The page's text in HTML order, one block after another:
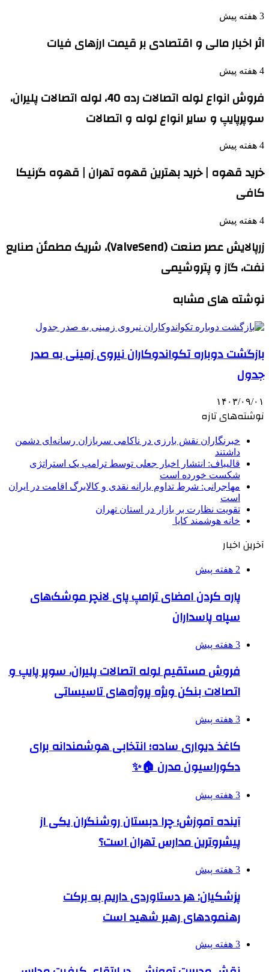
3 هفته پیش
اثر اخبار مالی و اقتصادی بر قیمت ارزهای فیات
4 هفته پیش
فروش انواع لوله اتصالات رده 40، لوله اتصالات پلیران،
سوپرپایپ و سایر انواع لوله و اتصالات
4 هفته پیش
خرید قهوه | خرید بهترین قهوه تهران | قهوه گرنیکا
کافی
4 هفته پیش
زرپالایش عصر صنعت (ValveSend)، شریک مطمئن صنایع
نفت، گاز و پتروشیمی
نوشته های مشابه
بازگشت دوباره تکواندوکاران‏ نیروی زمینی به صدر
جدول
۱۴۰۳/۰۹/۰۱
نوشته‌های تازه
خبرنگاران نقش بارزی در ناکامی سربازان رسانه‌ای دشمن
داشتند
قالیباف: انتشار اخبار جعلی توسط ترامپ یک استراتژی
شکست خورده است
مهاجرانی: شرط تداوم یارانه نقدی و کالابرگ اقامت در ایران
است
تقویت نظارت بر بازار در استان تهران
خانه هوشمند کایا
آخرین اخبار
2 هفته پیش
پاره کردن امضای ترامپ پای لانچر موشک‌های
سپاه پاسداران
3 هفته پیش
فروش مستقیم لوله اتصالات پلیران، سوپر پایپ و
اتصالات بنکن ویژه پروژه‌های تاسیساتی
3 هفته پیش
کاغذ دیواری ساده؛ انتخابی هوشمندانه برای
دکوراسیون مدرن 🏠✨
3 هفته پیش
آینده آموزش؛ چرا دبستان روشنگران یکی از
پیشروترین مدارس تهران است؟
3 هفته پیش
پزشکیان: هر دستاوردی داریم به برکت
رهنمودهای رهبر شهید است
3 هفته پیش